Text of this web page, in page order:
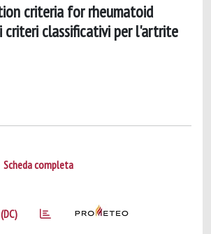
criteria for rheumatoid
criteri classificativi per l'artrite
Scheda completa